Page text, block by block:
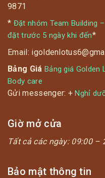
9871
* Đặt nhóm Team Building
đặt trước 5 ngày khi đến*
Email:
Bảng Giá Bảng giá Golden
Body care
Gửi messenger: +Nghỉ
Giờ mở cửa
Tất cả các ngày: 09:00 –
Bảo mật thông tin